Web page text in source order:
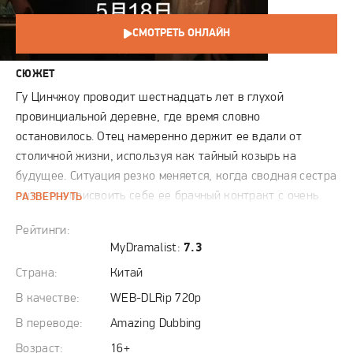
СМОТРЕТЬ ОНЛАЙН
СЮЖЕТ
Гу Цинчжоу проводит шестнадцать лет в глухой
провинциальной деревне, где время словно
остановилось. Отец намеренно держит ее вдали от
столичной жизни, используя как тайный козырь на
будущее. Ситуация резко меняется, когда сводная сестра
пытается присвоить себе ее брачный контракт с очень
возвращают в высшее общество, которое напоминает
позолоченную клетку, полную опасных интриг и
фальшивых улыбок.
РАЗВЕРНУТЬ
Рейтинги:
MyDramalist: 7.3
Страна:
Китай
В качестве:
WEB-DLRip 720p
В переводе:
Amazing Dubbing
Возраст:
16+